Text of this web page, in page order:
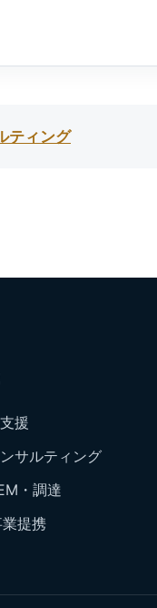
ティング
援
サルティング
・調達
提携